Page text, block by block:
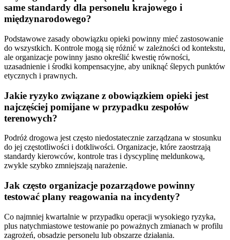
same standardy dla personelu krajowego i
międzynarodowego?
Podstawowe zasady obowiązku opieki powinny mieć zastosowanie
do wszystkich. Kontrole mogą się różnić w zależności od kontekstu,
ale organizacje powinny jasno określić kwestię równości,
uzasadnienie i środki kompensacyjne, aby uniknąć ślepych punktów
etycznych i prawnych.
Jakie ryzyko związane z obowiązkiem opieki jest
najczęściej pomijane w przypadku zespołów
terenowych?
Podróż drogowa jest często niedostatecznie zarządzana w stosunku
do jej częstotliwości i dotkliwości. Organizacje, które zaostrzają
standardy kierowców, kontrole tras i dyscyplinę meldunkową,
zwykle szybko zmniejszają narażenie.
Jak często organizacje pozarządowe powinny
testować plany reagowania na incydenty?
Co najmniej kwartalnie w przypadku operacji wysokiego ryzyka,
plus natychmiastowe testowanie po poważnych zmianach w profilu
zagrożeń, obsadzie personelu lub obszarze działania.